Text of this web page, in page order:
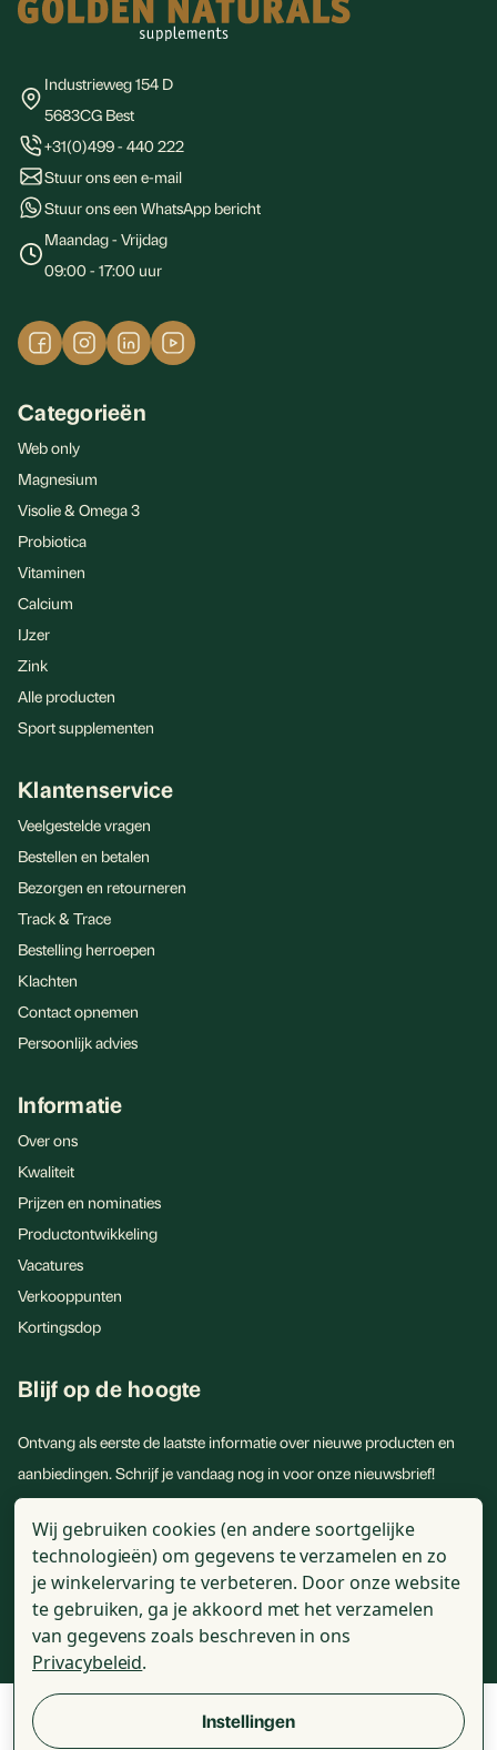
Industrieweg 154 D
5683CG Best
+31(0)499 - 440 222
Stuur ons een e-mail
Stuur ons een WhatsApp bericht
Maandag - Vrijdag
09:00 - 17:00 uur
Categorieën
Web only
Magnesium
Visolie & Omega 3
Probiotica
Vitaminen
Calcium
IJzer
Zink
Alle producten
Sport supplementen
Klantenservice
Veelgestelde vragen
Bestellen en betalen
Bezorgen en retourneren
Track & Trace
Bestelling herroepen
Klachten
Contact opnemen
Persoonlijk advies
Informatie
Over ons
Kwaliteit
Prijzen en nominaties
Productontwikkeling
Vacatures
Verkooppunten
Kortingsdop
Blijf op de hoogte
Ontvang als eerste de laatste informatie over nieuwe producten en
aanbiedingen. Schrijf je vandaag nog in voor onze nieuwsbrief!
E-
mailadres
© 2026 - Golden Naturals - Alle genoemde prijzen zijn incl. BTW
Wij gebruiken cookies (en andere soortgelijke
technologieën) om gegevens te verzamelen en zo
je winkelervaring te verbeteren. Door onze website
te gebruiken, ga je akkoord met het verzamelen
van gegevens zoals beschreven in ons
Privacybeleid.
Instellingen